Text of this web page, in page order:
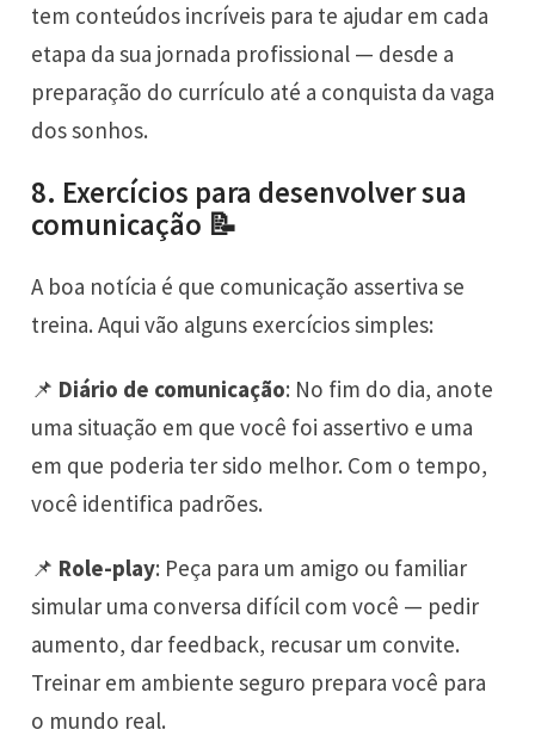
tem conteúdos incríveis para te ajudar em cada
etapa da sua jornada profissional — desde a
preparação do currículo até a conquista da vaga
dos sonhos.
8. Exercícios para desenvolver sua
comunicação 📝
A boa notícia é que comunicação assertiva se
treina. Aqui vão alguns exercícios simples:
📌 Diário de comunicação: No fim do dia, anote
uma situação em que você foi assertivo e uma
em que poderia ter sido melhor. Com o tempo,
você identifica padrões.
📌 Role-play: Peça para um amigo ou familiar
simular uma conversa difícil com você — pedir
aumento, dar feedback, recusar um convite.
Treinar em ambiente seguro prepara você para
o mundo real.